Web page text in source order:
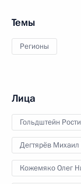
Темы
Регионы
Лица
Гольдштейн
Дегтярёв
Кожемяко Олег